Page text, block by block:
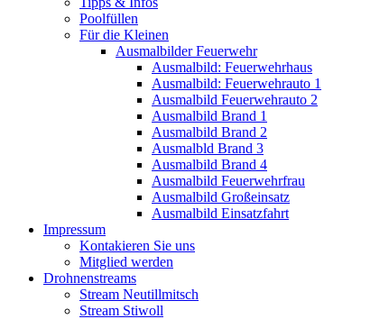
Poolfüllen
Für die Kleinen
Ausmalbilder Feuerwehr
Ausmalbild: Feuerwehrhaus
Ausmalbild: Feuerwehrauto 1
Ausmalbild Feuerwehrauto 2
Ausmalbild Brand 1
Ausmalbild Brand 2
Ausmalbld Brand 3
Ausmalbild Brand 4
Ausmalbild Feuerwehrfrau
Ausmalbild Großeinsatz
Ausmalbild Einsatzfahrt
Impressum
Kontakieren Sie uns
Mitglied werden
Drohnenstreams
Stream Neutillmitsch
Stream Stiwoll